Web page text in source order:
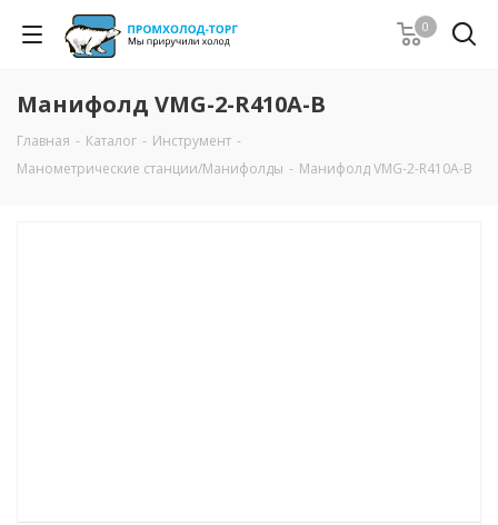
0
Манифолд VMG-2-R410A-В
Главная - Каталог - Инструмент -
Манометрические станции/Манифолды - Манифолд VMG-2-R410A-В